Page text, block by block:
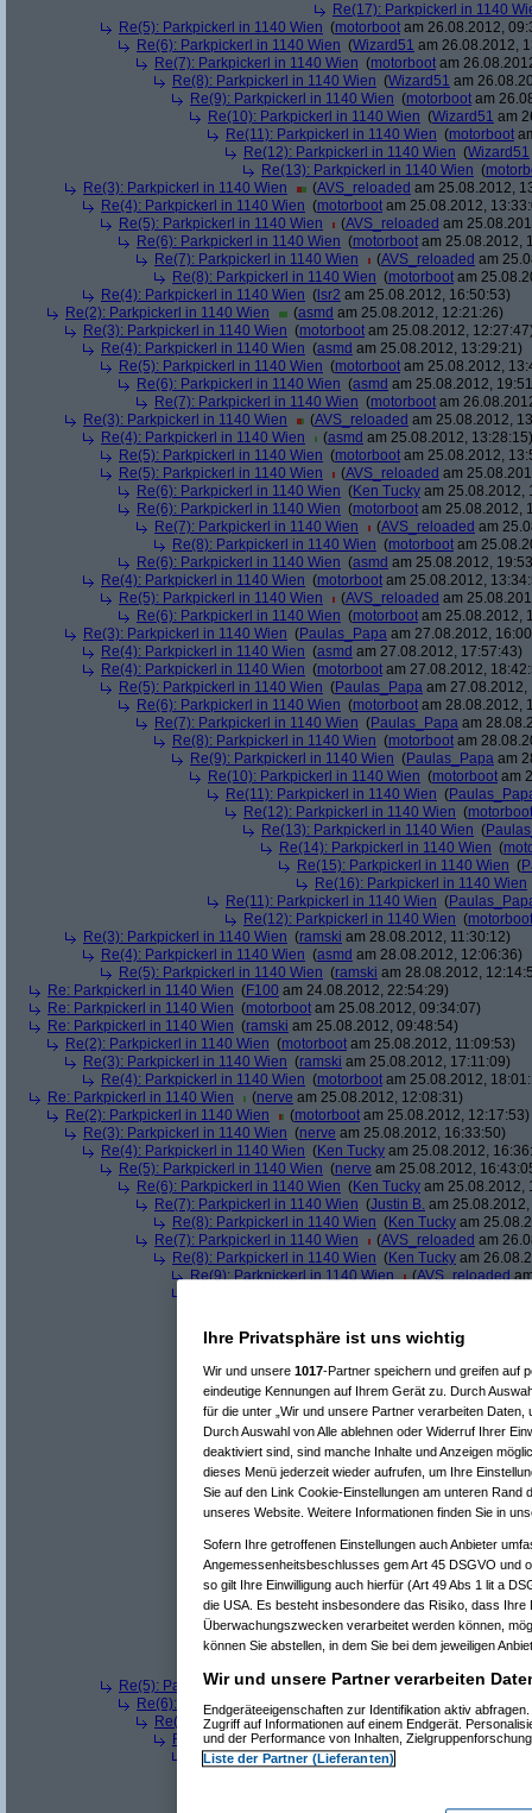
Re(17): Parkpickerl in 1140
Re(5): Parkpickerl in 1140 Wien (motorboot am 26.08.2012,
Re(6): Parkpickerl in 1140 Wien (Wizard51 am 26.08.2012,
Re(7): Parkpickerl in 1140 Wien (motorboot am
Re(8): Parkpickerl in 1140 Wien (Wizard51 am
Re(9): Parkpickerl in 1140 Wien (motorboot am
Re(10): Parkpickerl in 1140 Wien (Wizard51 am
Re(11): Parkpickerl in 1140 Wien (motorboot
Re(12): Parkpickerl in 1140 Wien (Wizard51
Re(13): Parkpickerl in 1140 Wien (
Re(3): Parkpickerl in 1140 Wien
(AVS_reloaded am 25.08.2012,
Re(4): Parkpickerl in 1140 Wien (motorboot am 25.08.2012,
Re(5): Parkpickerl in 1140 Wien
(AVS_reloaded am
Re(6): Parkpickerl in 1140 Wien (motorboot am 25.08.2012,
Re(7): Parkpickerl in 1140 Wien
(AVS_reloaded am
Re(8): Parkpickerl in 1140 Wien (motorboot am
Re(4): Parkpickerl in 1140 Wien ( lsr2 am 25.08.2012, 16:50:53)
Re(2): Parkpickerl in 1140 Wien
(asmd am 25.08.2012, 12:21:26)
Re(3): Parkpickerl in 1140 Wien (motorboot am 25.08.2012,
Re(4): Parkpickerl in 1140 Wien (asmd am 25.08.2012, 13:29:21)
Re(5): Parkpickerl in 1140 Wien (motorboot am 25.08.2012,
Re(6): Parkpickerl in 1140 Wien (asmd am 25.08.2012,
Re(7): Parkpickerl in 1140 Wien (motorboot am
Re(3): Parkpickerl in 1140 Wien
(AVS_reloaded am 25.08.2012,
Re(4): Parkpickerl in 1140 Wien
(asmd am 25.08.2012, 13:28:15)
Re(5): Parkpickerl in 1140 Wien (motorboot am 25.08.2012,
Re(5): Parkpickerl in 1140 Wien
(AVS_reloaded am
Re(6): Parkpickerl in 1140 Wien (Ken Tucky am 25.08.2012,
Re(6): Parkpickerl in 1140 Wien (motorboot am 25.08.2012,
Re(7): Parkpickerl in 1140 Wien
(AVS_reloaded am
Re(8): Parkpickerl in 1140 Wien (motorboot am
Re(6): Parkpickerl in 1140 Wien (asmd am 25.08.2012,
Re(4): Parkpickerl in 1140 Wien (motorboot am 25.08.2012,
Re(5): Parkpickerl in 1140 Wien
(AVS_reloaded am
Re(6): Parkpickerl in 1140 Wien (motorboot am 25.08.2012,
Re(3): Parkpickerl in 1140 Wien (Paulas_Papa am 27.08.2012,
Re(4): Parkpickerl in 1140 Wien (asmd am 27.08.2012, 17:57:43)
Re(4): Parkpickerl in 1140 Wien (motorboot am 27.08.2012,
Re(5): Parkpickerl in 1140 Wien (Paulas_Papa am 27.08.2012,
Re(6): Parkpickerl in 1140 Wien (motorboot am 28.08.2012,
Re(7): Parkpickerl in 1140 Wien (Paulas_Papa am
Re(8): Parkpickerl in 1140 Wien (motorboot am
Re(9): Parkpickerl in 1140 Wien (Paulas_Papa am
Re(10): Parkpickerl in 1140 Wien (motorboot am
Re(11): Parkpickerl in 1140 Wien (
Re(12): Parkpickerl in 1140 Wien (motorboot
Re(13): Parkpickerl in 1140 Wien (
Re(14): Parkpickerl in 1140 Wien (
Re(15): Parkpickerl in 1140 Wien (
Re(16): Parkpickerl in 1140 Wien
Re(11): Parkpickerl in 1140 Wien (
Re(12): Parkpickerl in 1140 Wien (motorboot
Re(3): Parkpickerl in 1140 Wien (ramski am 28.08.2012, 11:30:12)
Re(4): Parkpickerl in 1140 Wien (asmd am 28.08.2012, 12:06:36)
Re(5): Parkpickerl in 1140 Wien (ramski am 28.08.2012,
Re: Parkpickerl in 1140 Wien (F100 am 24.08.2012, 22:54:29)
Re: Parkpickerl in 1140 Wien (motorboot am 25.08.2012, 09:34:07)
Re: Parkpickerl in 1140 Wien (ramski am 25.08.2012, 09:48:54)
Re(2): Parkpickerl in 1140 Wien (motorboot am 25.08.2012, 11:09:53)
Re(3): Parkpickerl in 1140 Wien (ramski am 25.08.2012, 17:11:09)
Re(4): Parkpickerl in 1140 Wien (motorboot am 25.08.2012,
Re: Parkpickerl in 1140 Wien
(nerve am 25.08.2012, 12:08:31)
Re(2): Parkpickerl in 1140 Wien
(motorboot am 25.08.2012, 12:17:53)
Re(3): Parkpickerl in 1140 Wien (nerve am 25.08.2012, 16:33:50)
Re(4): Parkpickerl in 1140 Wien (Ken Tucky am 25.08.2012,
Re(5): Parkpickerl in 1140 Wien (nerve am 25.08.2012,
Re(6): Parkpickerl in 1140 Wien (Ken Tucky am 25.08.2012,
Re(7): Parkpickerl in 1140 Wien (Justin B. am
Re(8): Parkpickerl in 1140 Wien (Ken Tucky am
Re(7): Parkpickerl in 1140 Wien
(AVS_reloaded am
Re(8): Parkpickerl in 1140 Wien (Ken Tucky am
Re(9): Parkpickerl in 1140 Wien
(AVS_reloaded
Re(11): Parkpickerl in 1140 Wien ( j.
Re(12): Parkpickerl in 1140 Wien(
Re(13): Parkpickerl in 1140 Wien(j.am
Re(14): Parkpickerl in 1140 Wien(
Re(15): Parkpickerl in 1140 Wien(j.
Re(16): Parkpickerl in 1140 Wien
Re(17): Parkpickerl in 1140
Re(18): Parkpickerl in 1140
Re(19): Parkpickerl in
Re(20): Parkpickerl in
Re(21):
Re(23):
Re(24):
Re(25):
Re(5): Parkpickerl in 1140 Wien( am 26.08.2012, 19:30:44)
Re(6): Parkpickerl in 1140 Wien(Ken Tuckyam 26.08.2012,
Re(7): Parkpickerl in 1140 Wien(j.am 26.08.2012,
Re(8): Parkpickerl in 1140 Wien(Ken Tuckyam
Re(9): Parkpickerl in 1140 Wien
Ihre Privatsphäre ist uns wichtig
Wir und unsere 1017-Partner speichern und greifen auf
eindeutige Kennungen auf Ihrem Gerät zu. Durch
für die unter „Wir und unsere Partner verarbeiten
Durch Auswahl von Alle ablehnen oder Widerruf Ihrer
deaktiviert sind, sind manche Inhalte und Anzeigen
dieses Menü jederzeit wieder aufrufen, um Ihre
Sie auf den Link Cookie-Einstellungen am unteren Rand
unseres Website. Weitere Informationen finden Sie in
Sofern Ihre getroffenen Einstellungen auch Anbieter
Angemessenheitsbeschlusses gem Art 45 DSGVO und
so gilt Ihre Einwilligung auch hierfür (Art 49 Abs 1 lit a
die USA. Es besteht insbesondere das Risiko, dass
Überwachungszwecken verarbeitet werden können,
können Sie abstellen, in dem Sie bei dem jeweiligen
Wir und unsere Partner verarbeiten
Endgeräteeigenschaften zur Identifikation aktiv
Zugriff auf Informationen auf einem Endgerät.
und der Performance von Inhalten,
Liste der Partner (Lieferanten)